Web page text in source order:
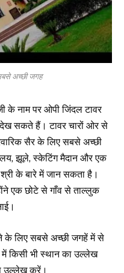
अच्छी जगह
के नाम पर ओपी जिंदल टावर
सकते हैं। टावर चारों ओर से
सैर के लिए सबसे अच्छी
झूले, स्केटिंग मैदान और एक
के बारे में जान सकता है।
एक छोटे से गाँव से ताल्लुक
के लिए सबसे अच्छी जगहें में से
किसी भी स्थान का उल्लेख
उल्लेख करें।